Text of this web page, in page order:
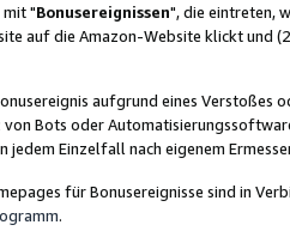
mit "Bonusereignissen", die eintreten,
auf die Amazon-Website klickt und
aufgrund eines Verstoßes
Bots oder
Einzelfall nach eigenem
für Bonusereignisse sind in
.